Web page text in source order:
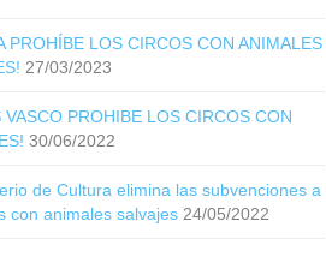
PROHÍBE LOS CIRCOS CON ANIMALES
27/03/2023
VASCO PROHIBE LOS CIRCOS CON
30/06/2022
de Cultura elimina las subvenciones a
con animales salvajes 24/05/2022